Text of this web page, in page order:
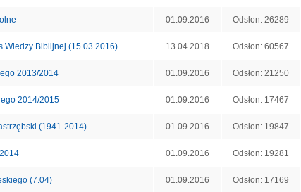
01.09.2016 Odsłon: 26289
Wiedzy Biblijnej (15.03.2016) 13.04.2018 Odsłon: 60567
2013/2014 01.09.2016 Odsłon: 21250
2014/2015 01.09.2016 Odsłon: 17467
(1941-2014) 01.09.2016 Odsłon: 19847
01.09.2016 Odsłon: 19281
(7.04) 01.09.2016 Odsłon: 17169